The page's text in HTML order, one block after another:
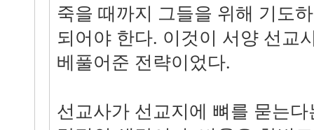
죽을 때까지 그들을 위해 기도
되어야 한다. 이것이 서양 선교
베풀어준 전략이었다.
선교사가 선교지에 뼈를 묻는